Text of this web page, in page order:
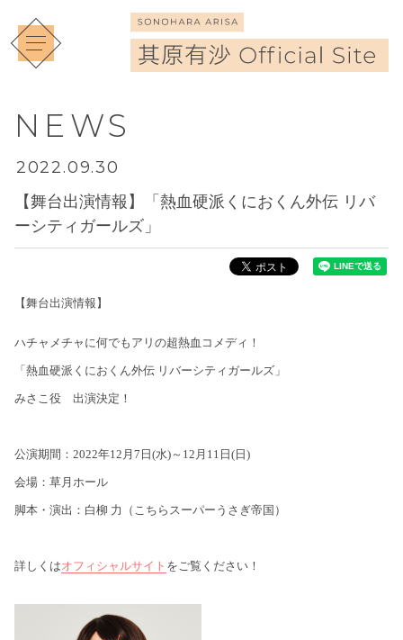
NEWS
2022.09.30
【舞台出演情報】「熱血硬派くにおくん外伝 リバ
ーシティガールズ」
【舞台出演情報】
ハチャメチャに何でもアリの超熱血コメディ！
「熱血硬派くにおくん外伝 リバーシティガールズ」
みさこ役 出演決定！
公演期間：2022年12月7日(水)～12月11日(日)
会場：草月ホール
脚本・演出：白柳 力（こちらスーパーうさぎ帝国）
詳しくはオフィシャルサイト をご覧ください！